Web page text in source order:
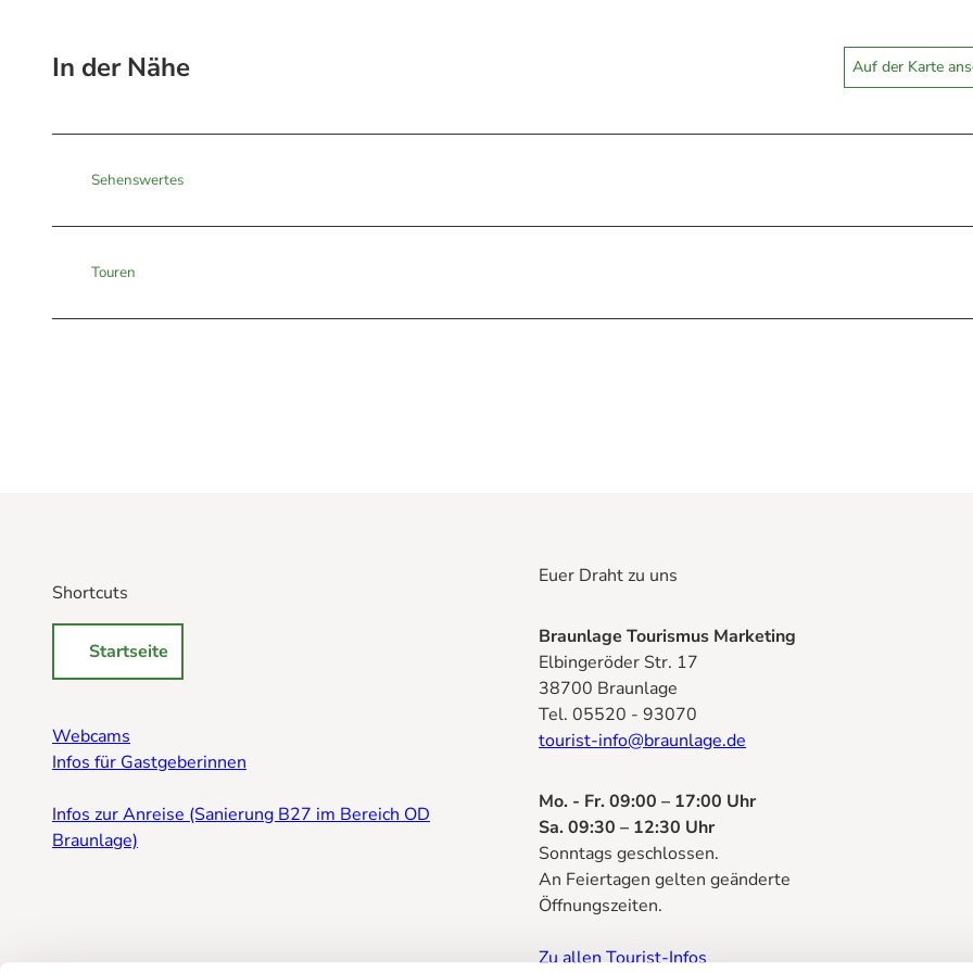
In der Nähe Auf der Karte
Sehenswertes
Touren
Shortcuts
Startseite
Webcams
Infos für Gastgeberinnen
Infos zur Anreise (Sanierung B27 im Bereich OD
Braunlage)
Euer Draht zu uns
Braunlage Tourismus Marketing
Elbingeröder Str. 17
38700 Braunlage
Tel. 05520 - 93070
tourist-info@braunlage.de
Mo. - Fr. 09:00 – 17:00 Uhr
Sa. 09:30 – 12:30 Uhr
Sonntags geschlossen.
An Feiertagen gelten geänderte
Öffnungszeiten.
Zu allen Tourist-Infos